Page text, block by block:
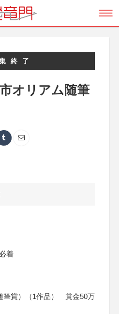
終了
オリアム随筆
着
筆賞）（1作品） 賞金50万